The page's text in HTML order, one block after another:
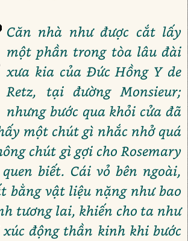
Căn nhà như được cắt lấy
một phần trong tòa lâu đài
xưa kia của Đức Hồng Y de
Retz, tại đường Monsieur;
nhưng bước qua khỏi cửa đã
một chút gì nhắc nhở quá
chút gì gợi cho Rosemary
biết. Cái vỏ bên ngoài,
bằng vật liệu nặng như bao
tương lai, khiến cho ta như
động thần kinh khi bước